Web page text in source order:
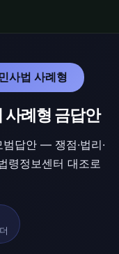
사법 사례형
사례형 금답안
답안 — 쟁점·법리·
령정보센터 대조로